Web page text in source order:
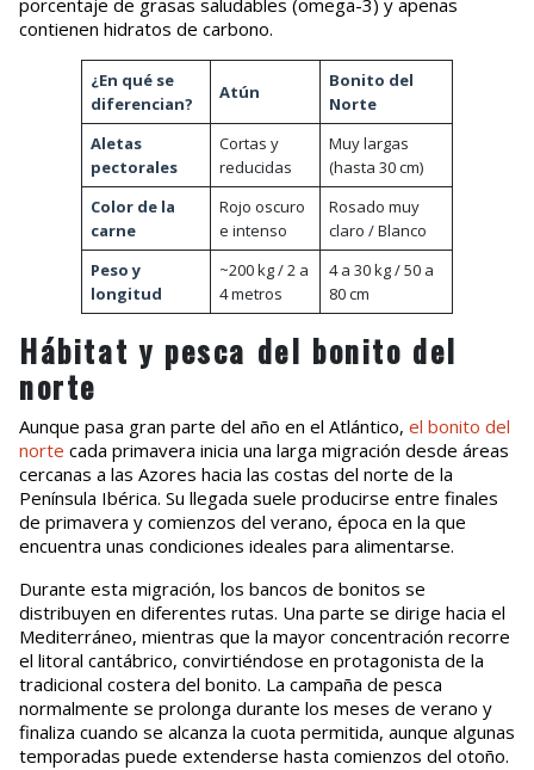
porcentaje de grasas saludables (omega-3) y apenas
contienen hidratos de carbono.
¿En qué se
diferencian?
Atún
Bonito del
Norte
Aletas
pectorales
Cortas y
reducidas
Muy largas
(hasta 30 cm)
Color de la
carne
Rojo oscuro
e intenso
Rosado muy
claro / Blanco
Peso y
longitud
~200 kg / 2 a
4 metros
4 a 30 kg / 50 a
80 cm
Hábitat y pesca del bonito del
norte
Aunque pasa gran parte del año en el Atlántico, el bonito del
norte cada primavera inicia una larga migración desde áreas
cercanas a las Azores hacia las costas del norte de la
Península Ibérica. Su llegada suele producirse entre finales
de primavera y comienzos del verano, época en la que
encuentra unas condiciones ideales para alimentarse.
Durante esta migración, los bancos de bonitos se
distribuyen en diferentes rutas. Una parte se dirige hacia el
Mediterráneo, mientras que la mayor concentración recorre
el litoral cantábrico, convirtiéndose en protagonista de la
tradicional costera del bonito. La campaña de pesca
normalmente se prolonga durante los meses de verano y
finaliza cuando se alcanza la cuota permitida, aunque algunas
temporadas puede extenderse hasta comienzos del otoño.